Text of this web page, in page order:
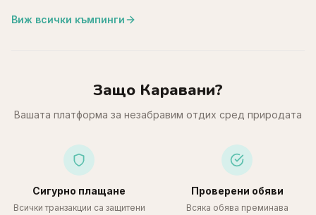
Виж всички къмпинги
Защо Каравани?
Вашата платформа за незабравим отдих сред природата
Сигурно плащане
Всички транзакции са защитени
Проверени обяви
Всяка обява преминава